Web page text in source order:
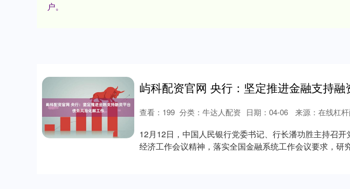
户。
日期：04-06 来源：在线杠
查看： 199 分类： 牛达人配资
12月12日，中国人民银行党委书记、行长潘功胜主持召
经济工作会议精神，落实全国金融系统工作会议要求，研